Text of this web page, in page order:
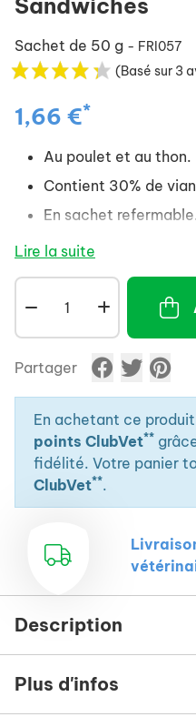
Sandwiches
Sachet de 50 g - FRI057
(Basé sur 3
1,66 €*
Au poulet et au thon.
Contient 30% de
En sachet refermable.
Lire la suite
Partager
En achetant ce
points ClubVet**
fidélité. Votre panier
ClubVet**.
Description
Plus d'infos